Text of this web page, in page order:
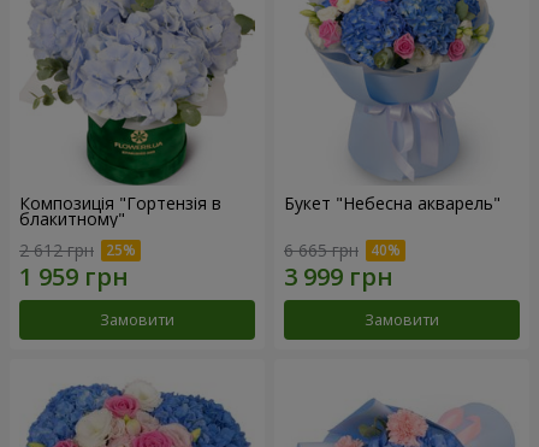
Композиція "Гортензія в
блакитному"
2 612 грн
Замовити
Букет "Небесна акварель"
6 665 грн
Замовити